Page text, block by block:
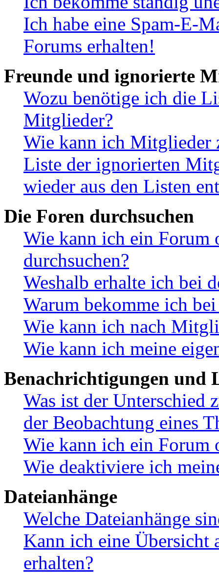
Ich habe eine Spam-E-
Forums erhalten!
Freunde und ignorierte
Wozu benötige ich die
Mitglieder?
Wie kann ich Mitglieder
Liste der ignorierten
wieder aus den Listen
Die Foren durchsuchen
Wie kann ich ein Forum
durchsuchen?
Weshalb erhalte ich bei
Warum bekomme ich
Wie kann ich nach
Wie kann ich meine
Benachrichtigungen und
Was ist der Unterschied
der Beobachtung eines
Wie kann ich ein Forum
Wie deaktiviere ich
Dateianhänge
Welche Dateianhänge
Kann ich eine Übersicht
erhalten?